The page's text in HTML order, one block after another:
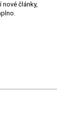
články,